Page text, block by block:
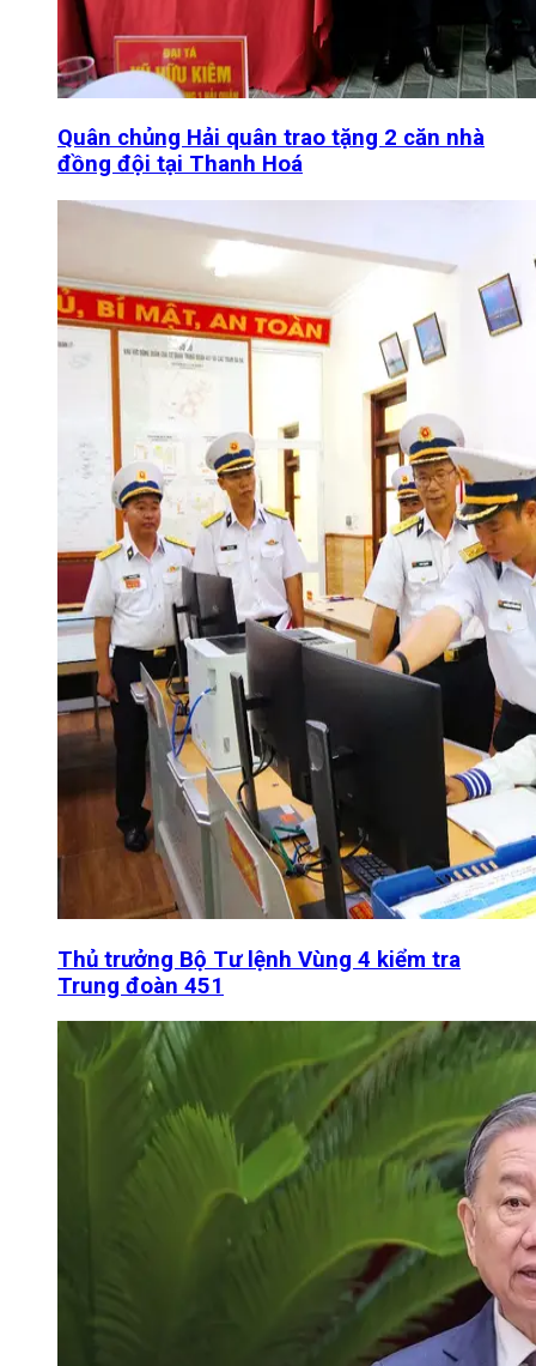
Quân chủng Hải quân trao tặng 2 căn nhà
đồng đội tại Thanh Hoá
Thủ trưởng Bộ Tư lệnh Vùng 4 kiểm tra
Trung đoàn 451